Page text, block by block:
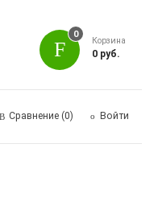
0
Корзина
0 руб.
Сравнение (0) Войти